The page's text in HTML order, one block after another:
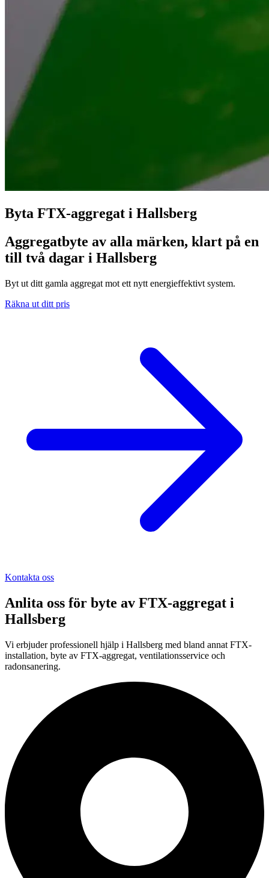
Byta FTX-aggregat i Hallsberg
Aggregatbyte av alla märken, klart på en
till två dagar i Hallsberg
Byt ut ditt gamla aggregat mot ett nytt energieffektivt system.
Räkna ut ditt pris
Kontakta oss
Anlita oss för byte av FTX-aggregat i
Hallsberg
Vi erbjuder professionell hjälp i Hallsberg med bland annat FTX-
installation, byte av FTX-aggregat, ventilationsservice och
radonsanering.